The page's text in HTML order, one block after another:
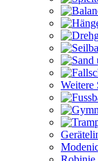
Weitere